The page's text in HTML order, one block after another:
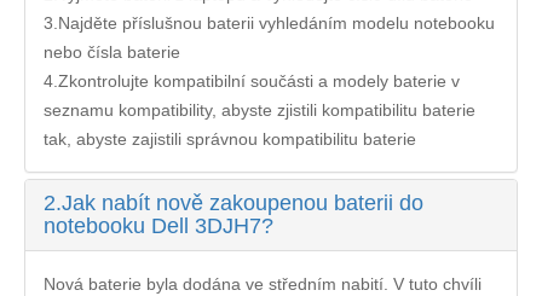
3.Najděte příslušnou baterii vyhledáním modelu notebooku
nebo čísla baterie
4.Zkontrolujte kompatibilní součásti a modely baterie v
seznamu kompatibility, abyste zjistili kompatibilitu baterie
tak, abyste zajistili správnou kompatibilitu baterie
2.Jak nabít nově zakoupenou baterii do
notebooku Dell 3DJH7?
Nová baterie byla dodána ve středním nabití. V tuto chvíli